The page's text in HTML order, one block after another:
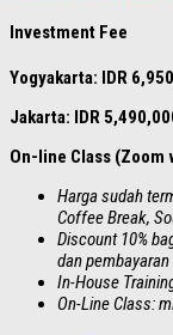
Investment Fee
Yogyakarta: IDR
Jakarta: IDR
On-line Class (Zoom
Harga sudah
Coffee Break,
Discount 10%
dan
In-House
On-Line Class: